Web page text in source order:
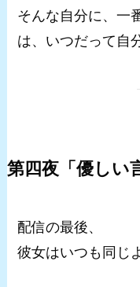
そんな自分に、一
は、いつだって自
第四夜「優しい
配信の最後、
彼女はいつも同じ